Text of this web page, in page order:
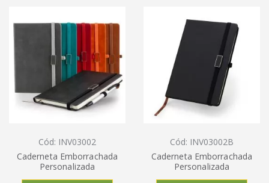
Cód: INV03002
Caderneta Emborrachada
Personalizada
Cód: INV03002B
Caderneta Emborrachada
Personalizada